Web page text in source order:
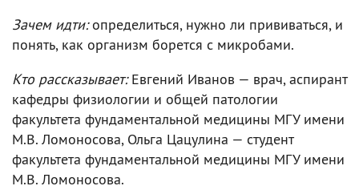
Зачем идти:определиться, нужно ли прививаться, и
понять, как организм борется с микробами.
Кто рассказывает:Евгений Иванов — врач, аспирант
кафедры физиологии и общей патологии
факультета фундаментальной медицины МГУ имени
М.В. Ломоносова, Ольга Цацулина — студент
факультета фундаментальной медицины МГУ имени
М.В. Ломоносова.